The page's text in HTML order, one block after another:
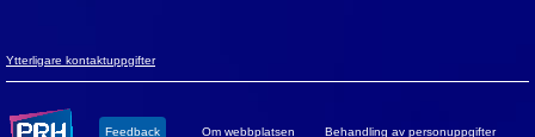
Yt­ter­li­ga­re kon­takt­upp­gif­ter
Feed­back Om webb­plat­sen Be­hand­ling av per­son­upp­gif­ter